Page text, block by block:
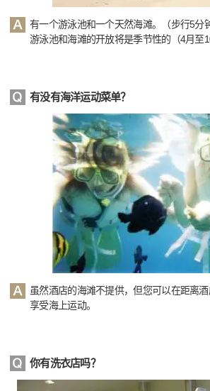
有一个游泳池和一个天然海滩。（步行5分
游泳池和海滩的开放将是季节性的（4月至
有没有海洋运动菜单？
虽然酒店的海滩不提供，但您可以在距离
享受海上运动。
你有洗衣店吗？